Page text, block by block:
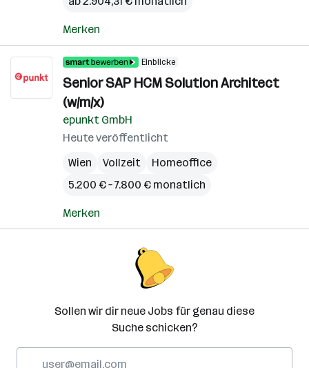
Merken
Einblicke
Senior SAP HCM Solution Architect
(w/m/x)
epunkt GmbH
Heute veröffentlicht
Wien
Vollzeit
Homeoffice
5.200 € – 7.800 € monatlich
Merken
Sollen wir dir neue Jobs für genau diese
Suche schicken?